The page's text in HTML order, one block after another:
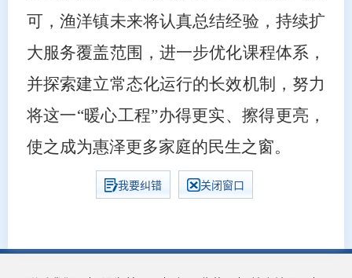
可，渔洋镇未来将认真总结经验，持续扩
大服务覆盖范围，进一步优化课程体系，
并探索建立常态化运行的长效机制，努力
将这一“暖心工程”办得更实、擦得更亮，
使之成为惠泽更多家庭的民生之窗。
我要纠错 关闭窗口